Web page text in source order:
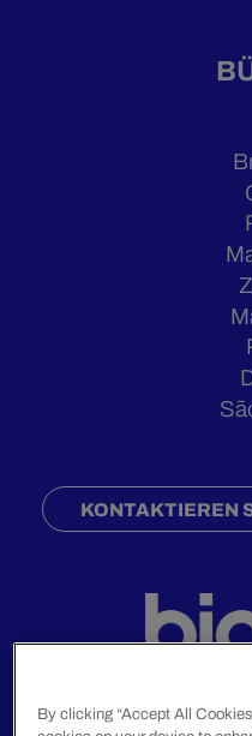
KONTAKTIEREN
By clicking “Accept All